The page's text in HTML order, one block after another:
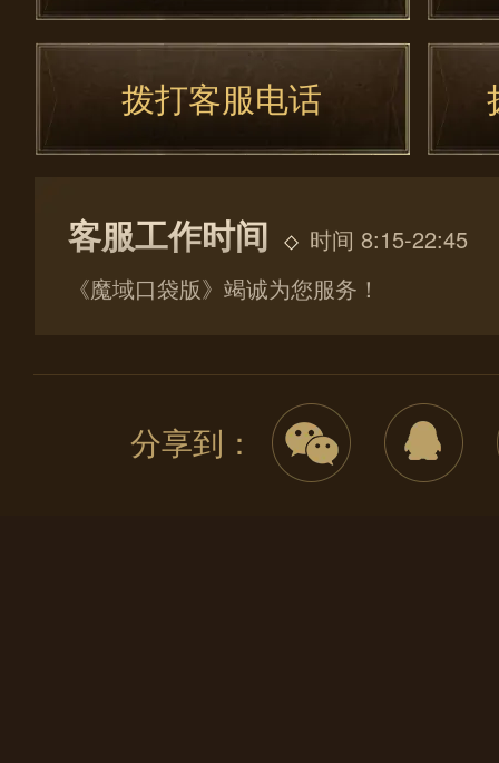
拨打客服电话
客服工作时间
时间 8:15-22:45
《魔域口袋版》竭诚为您服务！
分享到：